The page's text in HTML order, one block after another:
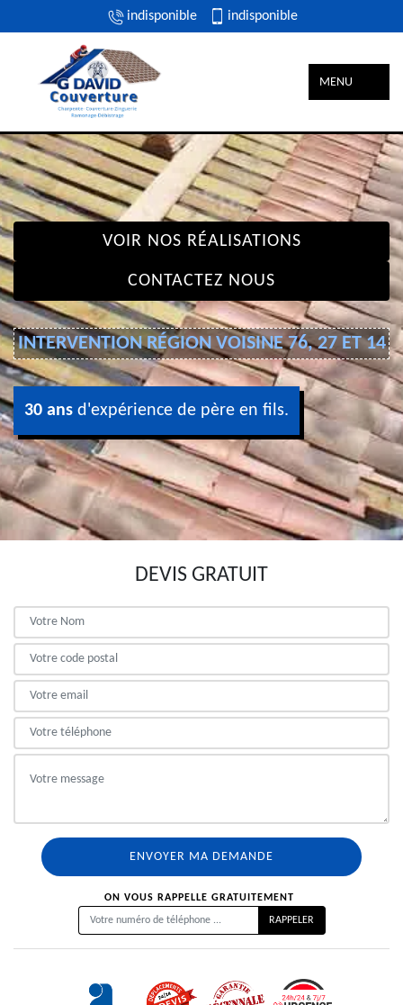
indisponible indisponible
MENU
VOIR NOS RÉALISATIONS
CONTACTEZ NOUS
INTERVENTION RÉGION VOISINE 76, 27 ET 14
30 ans d'expérience de père en fils.
DEVIS GRATUIT
ON VOUS RAPPELLE GRATUITEMENT